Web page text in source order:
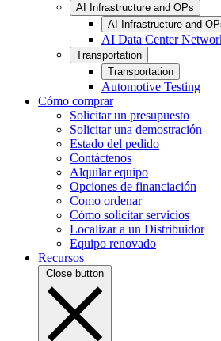
AI Infrastructure and OPs
AI Infrastructure and
AI Data Center
Transportation
Transportation
Automotive Testing
Cómo comprar
Solicitar un presupuesto
Solicitar una demostración
Estado del pedido
Contáctenos
Alquilar equipo
Opciones de financiación
Como ordenar
Cómo solicitar servicios
Localizar a un Distribuidor
Equipo renovado
Recursos
Close button